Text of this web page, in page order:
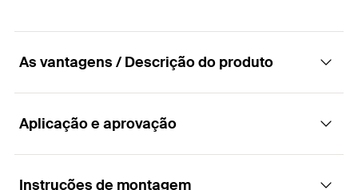
As vantagens / Descrição do produto
Disco para combinar com buchas de impacto
e fixações para fachadas, grampos metálicos
e fixações ETIC Termoz e Termofix
Aplicação e aprovação
Instruções de montagem